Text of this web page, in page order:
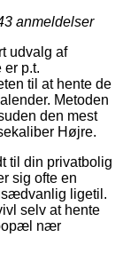
anmeldelser
udvalg af
er p.t.
til at hente de
Metoden
den mest
Højre.
til din privatbolig
sig ofte en
ligetil.
selv at hente
nær